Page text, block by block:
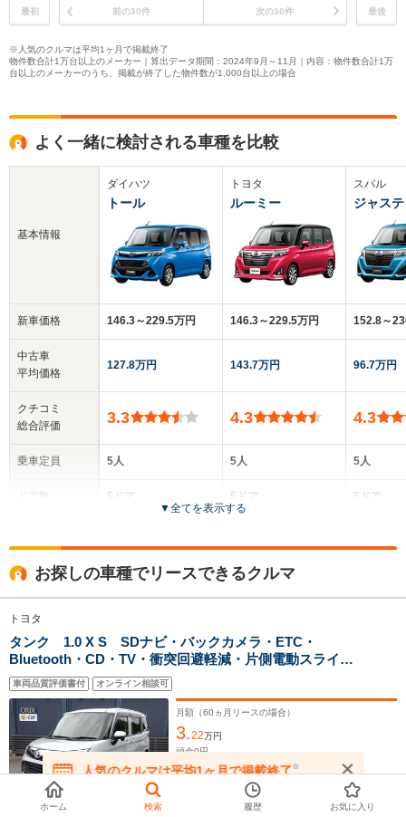
最初 前の30件 次の30件 最後
※人気のクルマは平均1ヶ月で掲載終了
物件数合計1万台以上のメーカー｜算出データ期間：2024年9月～11月｜内容：物件数合計1万
台以上のメーカーのうち、掲載が終了した物件数が1,000台以上の場合
よく一緒に検討される車種を比較
基本情報
新車価格
中古車
平均価格
クチコミ
総合評価
乗車定員
ドア数
サイズ
(全長x全幅x全高)
ダイハツ
トール
146.3～229.5万円
127.8万円
3.3
5人
5ドア
全高
1.67m
全長
3.7m～3.73m
ホイールベース
-m
16.8～18.4km/L
└市街地:12.7～
トヨタ
ルーミー
146.3～229.5万円
143.7万円
4.3
5人
5ドア
全高
1.67m
全長
3.7m～3.73m
16.8～18.4km/L
└市街地:12.7～
スバル
ジャス
152.8～
96.7万円
4.3
5人
5ドア
全
16.8～
└市街地
▼全てを表示する
お探しの車種でリースできるクルマ
トヨタ
タンク 1.0 X S SDナビ・バックカメラ・ETC・
Bluetooth・CD・TV・衝突回避軽減・片側電動スライド
ドア・プッシュスタート・スマートキー・トヨタ・タン
ク
車両品質評価書付 オンライン相談可
月額（60 ヵ月リースの場合）
3.22万円
頭金0円
ボーナス払いなし
車検整備付
人気のクルマは平均1ヶ月で掲載終了※
在庫が無くなる前にお問い合わせください
ホーム 検索 履歴 お気に入り